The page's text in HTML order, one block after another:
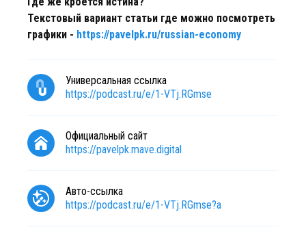
Текстовый вариант статьи где можно посмотреть
графики - https://pavelpk.ru/russian-economy
Универсальная ссылка
https://podcast.ru/e/1-VTj.RGmse
Официальный сайт
https://pavelpk.mave.digital
Авто-ссылка
https://podcast.ru/e/1-VTj.RGmse?a